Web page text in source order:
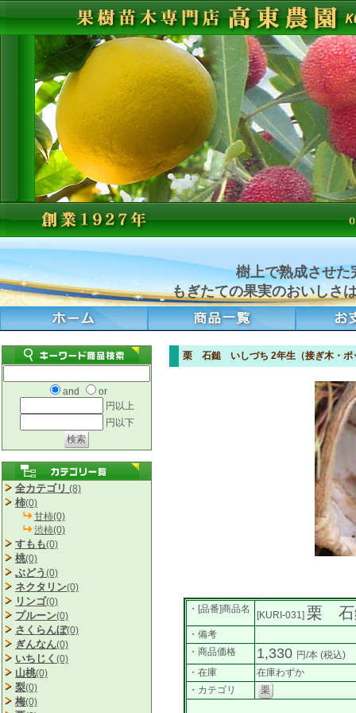
樹上で熟成させた
もぎたての果実のおいしさ
and
or
円以上
円以下
全カテゴリ (8)
柿(0)
甘柿(0)
渋柿(0)
すもも(0)
桃(0)
ぶどう (0)
ネクタリン(0)
リンゴ(0)
プルーン(0)
さくらんぼ(0)
ぎんなん(0)
いちじく (0)
山桃(0)
梨(0)
梅(0)
栗 石鎚 いしづち 2年生（接ぎ木・
・[品番]商品名
[KURI-031] 栗 石
・備考
・商品価格
1,330 円/本 (税込)
・在庫
在庫わずか
・カテゴリ
栗